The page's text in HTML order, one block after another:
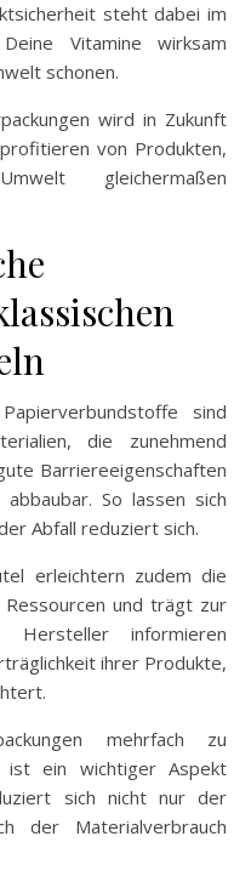
steht dabei im
Vitamine wirksam
schonen.
wird in Zukunft
von Produkten,
gleichermaßen
sind
die zunehmend
Barriereeigenschaften
So lassen sich
Abfall reduziert sich.
erleichtern zudem die
und trägt zur
Hersteller informieren
ihrer Produkte,
mehrfach zu
ist ein wichtiger Aspekt
sich nicht nur der
der Materialverbrauch